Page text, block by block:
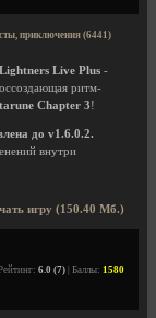
приключения (6441)
Live Plus -
ритм-
Chapter 3!
до v1.6.0.2.
внутри
игру (150.40 Мб.)
6.0 (7) | Баллы: 1580